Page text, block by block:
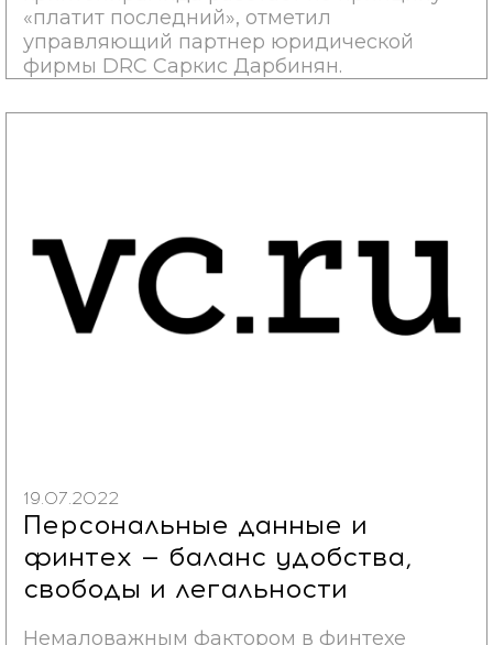
«платит последний», отметил
управляющий партнер юридической
фирмы DRC Саркис Дарбинян.
19.07.2022
Персональные данные и
финтех — баланс удобства,
свободы и легальности
Немаловажным фактором в финтехе